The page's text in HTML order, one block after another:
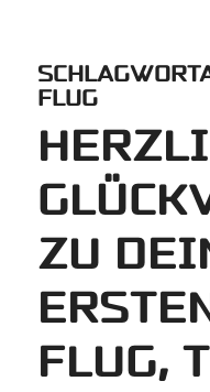
FLUG
ZU
FLUG,